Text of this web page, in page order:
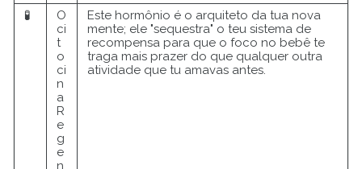
🧪
O
ci
t
o
ci
n
a
R
e
g
e
n
Este hormônio é o arquiteto da tua nova
mente; ele "sequestra" o teu sistema de
recompensa para que o foco no bebê te
traga mais prazer do que qualquer outra
atividade que tu amavas antes.